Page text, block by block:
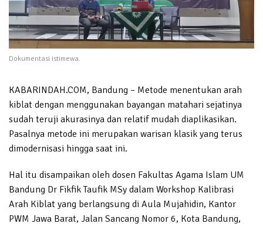
Dokumentasi istimewa.
KABARINDAH.COM, Bandung – Metode menentukan arah
kiblat dengan menggunakan bayangan matahari sejatinya
sudah teruji akurasinya dan relatif mudah diaplikasikan.
Pasalnya metode ini merupakan warisan klasik yang terus
dimodernisasi hingga saat ini.
Hal itu disampaikan oleh dosen Fakultas Agama Islam UM
Bandung Dr Fikfik Taufik MSy dalam Workshop Kalibrasi
Arah Kiblat yang berlangsung di Aula Mujahidin, Kantor
PWM Jawa Barat, Jalan Sancang Nomor 6, Kota Bandung,